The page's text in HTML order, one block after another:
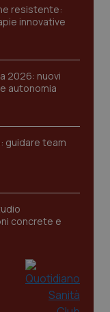
resistente:
innovative
2026: nuovi
autonomia
guidare team
concrete e
/ Dominio